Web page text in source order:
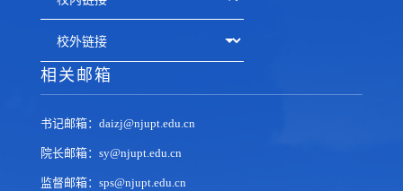
相关邮箱
书记邮箱：daizj@njupt.edu.cn
院长邮箱：sy@njupt.edu.cn
监督邮箱：sps@njupt.edu.cn